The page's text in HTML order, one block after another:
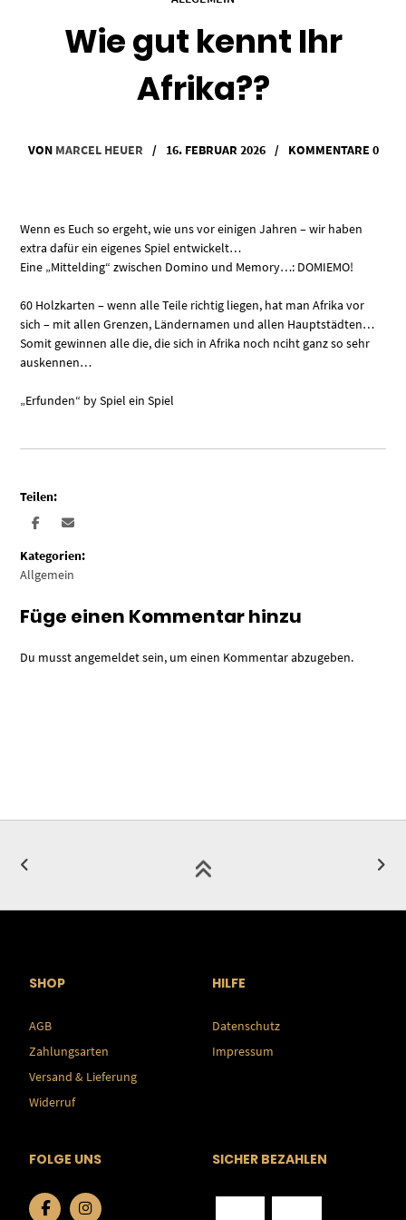
Wie gut kennt Ihr
Afrika??
VON MARCEL HEUER / 16. FEBRUAR 2026 / KOMMENTARE 0
Wenn es Euch so ergeht, wie uns vor einigen Jahren – wir haben
extra dafür ein eigenes Spiel entwickelt…
Eine „Mittelding“ zwischen Domino und Memory…: DOMIEMO!
60 Holzkarten – wenn alle Teile richtig liegen, hat man Afrika vor
sich – mit allen Grenzen, Ländernamen und allen Hauptstädten…
Somit gewinnen alle die, die sich in Afrika noch nciht ganz so sehr
auskennen…
„Erfunden“ by Spiel ein Spiel
Teilen:
Kategorien:
Allgemein
Füge einen Kommentar hinzu
Du musstangemeldetsein, um einen Kommentar abzugeben.
SHOP
AGB
Zahlungsarten
Versand & Lieferung
Widerruf
HILFE
Datenschutz
Impressum
FOLGE UNS SICHER BEZAHLEN